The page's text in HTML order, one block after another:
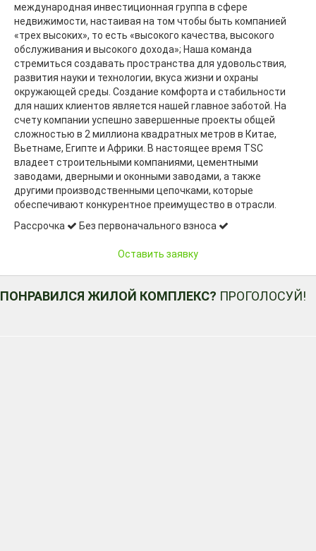
международная инвестиционная группа в сфере
недвижимости, настаивая на том чтобы быть компанией
«трех высоких», то есть «высокого качества, высокого
обслуживания и высокого дохода»; Наша команда
стремиться создавать пространства для удовольствия,
развития науки и технологии, вкуса жизни и охраны
окружающей среды. Создание комфорта и стабильности
для наших клиентов является нашей главное заботой. На
счету компании успешно завершенные проекты общей
сложностью в 2 миллиона квадратных метров в Китае,
Вьетнаме, Египте и Африки. В настоящее время TSC
владеет строительными компаниями, цементными
заводами, дверными и оконными заводами, а также
другими производственными цепочками, которые
обеспечивают конкурентное преимущество в отрасли.
Рассрочка
Без первоначального взноса
Оставить заявку
ПОНРАВИЛСЯ ЖИЛОЙ КОМПЛЕКС? ПРОГОЛОСУЙ!